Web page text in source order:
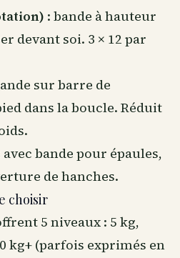
: bande à hauteur
devant soi. 3 × 12 par
sur barre de
dans la boucle. Réduit
bande pour épaules,
de hanches.
choisir
5 niveaux : 5 kg,
kg+ (parfois exprimés en